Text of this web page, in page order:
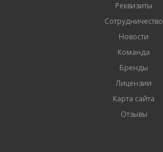
Реквизиты
Сотрудничество
Новости
Команда
Бренды
Лицензии
Карта сайта
Отзывы